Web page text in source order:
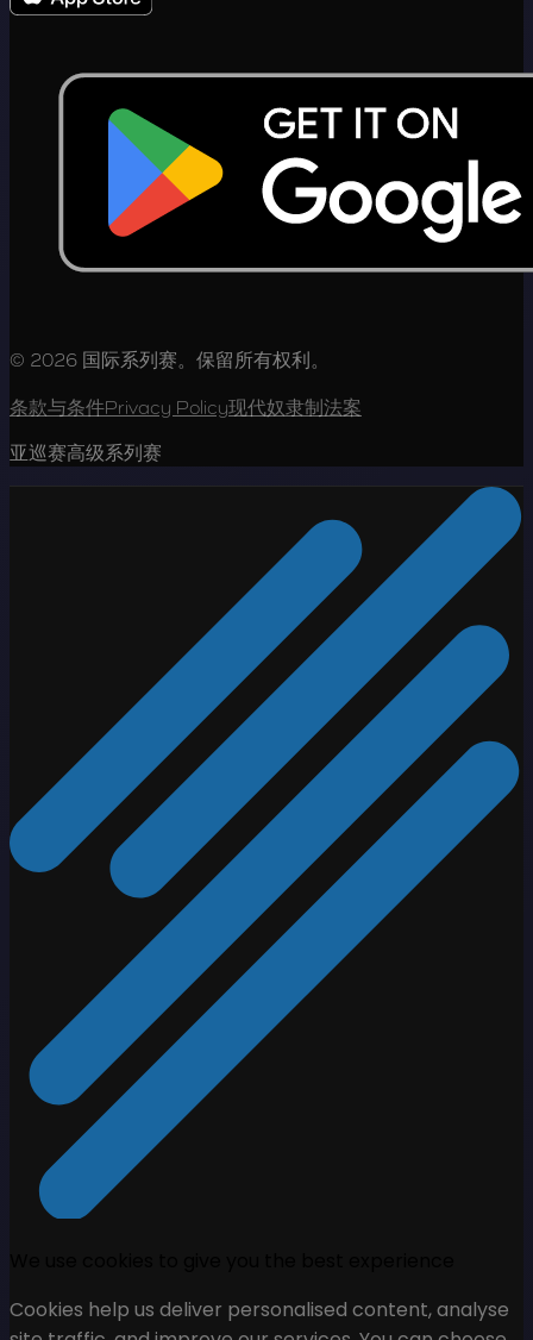
© 2026 国际系列赛。保留所有权利。
条款与条件Privacy Policy现代奴隶制法案
亚巡赛高级系列赛
Cookies help us deliver personalised content, analyse